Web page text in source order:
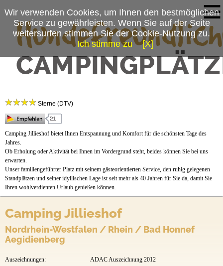
Campingplatzmenü
Stellplätze
Preise & Prospekte
Anfahrt
Sterne (DTV)
Camping Jillieshof bietet Ihnen Entspannung und Komfort für die schönsten Tage des
Jahres.
Ob Erholung oder Aktivität bei Ihnen im Vordergrund steht, beides können Sie bei uns
erwarten.
Unser familiengeführter Platz mit seinem gästeorientierten Service, den ruhig gelegenen
Standplätzen und seiner idyllischen Lage ist seit mehr als 40 Jahren für Sie da, damit Sie
Ihren wohlverdienten Urlaub genießen können.
Camping Jillieshof
Nordrhein-Westfalen / Rhein / Bad Honnef
Aegidienberg
Auszeichnungen: ADAC Auszeichnung 2012
Wir verwenden Cookies, um Ihnen den bestmöglichen
Service zu gewährleisten. Wenn Sie auf der Seite
weitersurfen stimmen Sie der Cookie-Nutzung zu.
Ich stimme zu
[X]